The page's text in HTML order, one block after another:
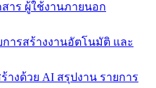
าร ผู้ใช้งานภายนอก
การสร้างงานอัตโนมัติ และ
างด้วย AI สรุปงาน รายการ